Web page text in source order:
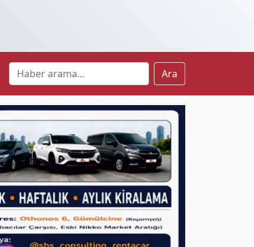
Ara